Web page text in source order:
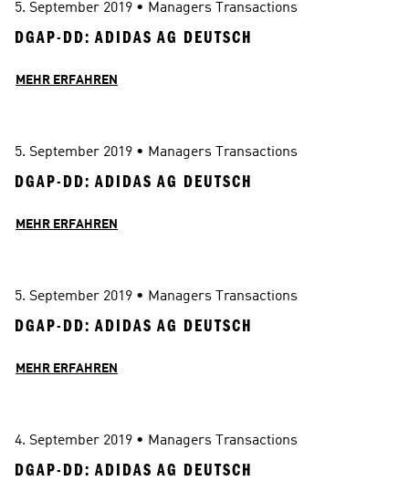
5. September 2019 • Managers Transactions
DGAP-DD: ADIDAS AG DEUTSCH
MEHR ERFAHREN
5. September 2019 • Managers Transactions
DGAP-DD: ADIDAS AG DEUTSCH
MEHR ERFAHREN
5. September 2019 • Managers Transactions
DGAP-DD: ADIDAS AG DEUTSCH
MEHR ERFAHREN
4. September 2019 • Managers Transactions
DGAP-DD: ADIDAS AG DEUTSCH